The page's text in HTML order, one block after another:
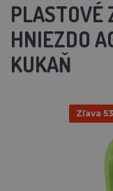
PLASTOVÉ
HNIEZDO
KUKAŇ
Zľava